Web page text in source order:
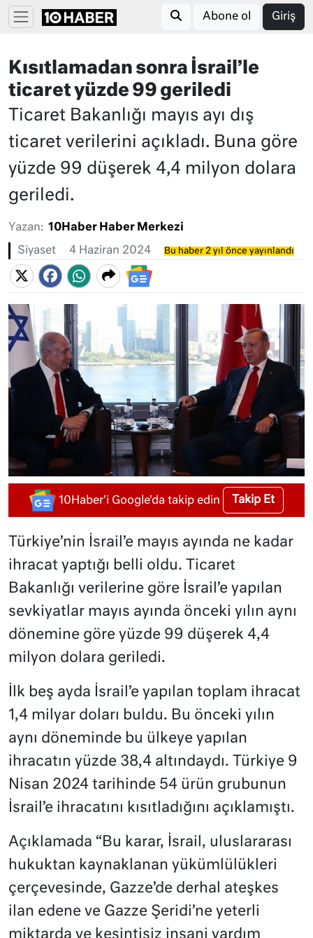
Abone ol Giriş
Kısıtlamadan sonra İsrail’le
ticaret yüzde 99 geriledi
Ticaret Bakanlığı mayıs ayı dış
ticaret verilerini açıkladı. Buna göre
yüzde 99 düşerek 4,4 milyon dolara
geriledi.
Yazan: 10Haber Haber Merkezi
Siyaset 4 Haziran 2024 Bu haber 2 yıl önce yayınlandı
10Haber'i Google'da takip edin Takip Et
Türkiye’nin İsrail’e mayıs ayında ne kadar
ihracat yaptığı belli oldu. Ticaret
Bakanlığı verilerine göre İsrail’e yapılan
sevkiyatlar mayıs ayında önceki yılın aynı
dönemine göre yüzde 99 düşerek 4,4
milyon dolara geriledi.
İlk beş ayda İsrail’e yapılan toplam ihracat
1,4 milyar doları buldu. Bu önceki yılın
aynı döneminde bu ülkeye yapılan
ihracatın yüzde 38,4 altındaydı. Türkiye 9
Nisan 2024 tarihinde 54 ürün grubunun
İsrail’e ihracatını kısıtladığını açıklamıştı.
Açıklamada “Bu karar, İsrail, uluslararası
hukuktan kaynaklanan yükümlülükleri
çerçevesinde, Gazze’de derhal ateşkes
ilan edene ve Gazze Şeridi’ne yeterli